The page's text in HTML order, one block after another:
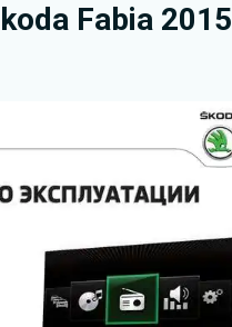
Fabia 2015